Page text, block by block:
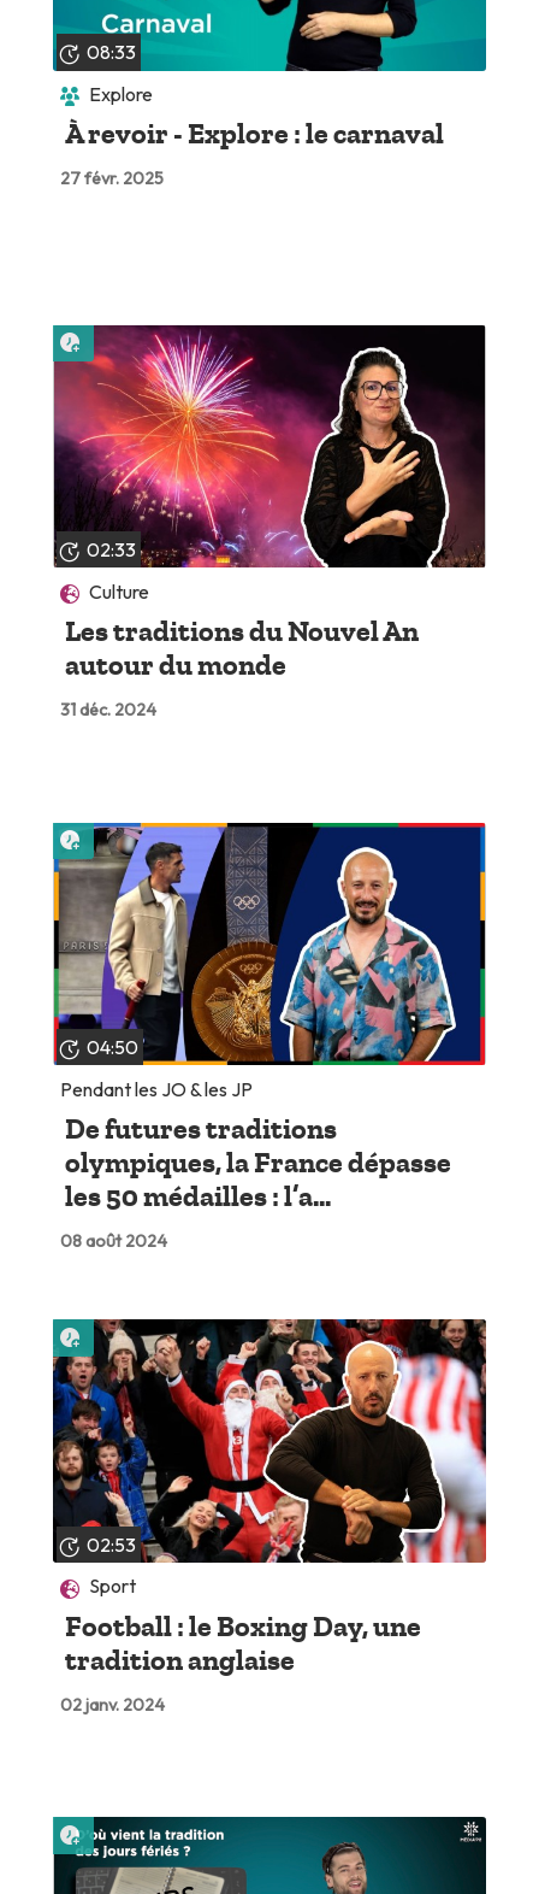
08:33
Explore
À revoir - Explore : le carnaval
27 févr. 2025
02:33
Culture
Les traditions du Nouvel An
autour du monde
31 déc. 2024
Lire plus tard
04:50
Pendant les JO & les JP
De futures traditions
olympiques, la France dépasse
les 50 médailles : l’a...
08 août 2024
Lire plus tard
02:53
Sport
Football : le Boxing Day, une
tradition anglaise
02 janv. 2024
Lire plus tard
Lire plus tard